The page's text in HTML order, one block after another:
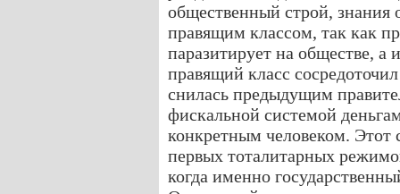
общественный строй, знания
правящим классом, так как
паразитирует на обществе, а
правящий класс
снилась предыдущим
фискальной системой
конкретным человеком. Этот
первых тоталитарных
когда именно